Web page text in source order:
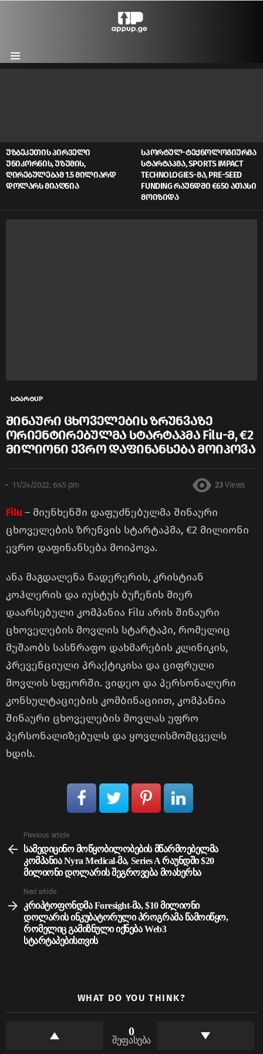
Menu
ᲣᲖᲑᲔᲙᲔᲗᲘᲡ ᲞᲘᲠᲕᲔᲚᲘ
ᲣᲜᲘᲙᲝᲠᲜᲘᲡ, ᲣᲖᲣᲛᲘᲡ,
ᲦᲘᲠᲔᲑᲣᲚᲔᲑᲐᲛ 1.5 ᲛᲘᲚᲘᲐᲠᲓ
ᲓᲝᲚᲐᲠᲡ ᲛᲘᲐᲦᲬᲘᲐ
ᲡᲞᲝᲠᲢᲣᲚ-ᲢᲔᲥᲜᲝᲚᲝᲒᲘᲣᲠᲛᲐ
ᲡᲢᲐᲠᲢᲐᲞᲛᲐ, SPORTS IMPACT
TECHNOLOGIES-ᲛᲐ, PRE-SEED
FUNDING ᲠᲐᲣᲜᲓᲨᲘ €650 ᲐᲗᲐᲡᲘ
ᲛᲝᲘᲖᲘᲓᲐ
სტარტUP
შინაური ცხოველების ზრუნვაზე
ორიენტირებულმა სტარტაპმა Filu-მ, €2
მილიონი ევრო დაფინანსება მოიპოვა
11/24/2022, 6:45 pm 23 Views
Filu – მიუნხენში დაფუძნებულმა შინაური
ცხოველების ზრუნვის სტარტაპმა, €2 მილიონი
ევრო დაფინანსება მოიპოვა.
ანა მაგდალენა ნადერერის, კრისტიან
კოჰლერის და იუსტუს ბუჩენის მიერ
დაარსებული კომპანია Filu არის შინაური
ცხოველების მოვლის სტარტაპი, რომელიც
მუშაობს სასწრაფო დახმარების კლინიკის,
პრევენციული პრაქტიკისა და ციფრული
მოვლის სფეორში. ვიდეო და პერსონალური
კონსულტაციების კომბინაციით, კომპანია
შინაური ცხოველების მოვლას უფრო
პერსონალიზებულს და ყოვლისმომცველს
ხდის.
more
Previous article
სამედიცინო მოწყობილობების მწარმოებელმა
კომპანია Nyra Medical-მა, Series A რაუნდში $20
მილიონი დოლარის შეგროვება მოახერხა
Next article
კრიპტოფონდმა Foresight-მა, $10 მილიონი
დოლარის ინკუბატორული პროგრამა წამოიწყო,
რომელიც გამიზნული იქნება Web3
სტარტაპებისთვის
WHAT DO YOU THINK?
0
შეფასება